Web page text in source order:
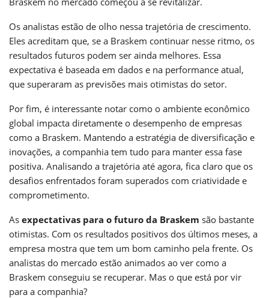
Os analistas estão de olho nessa trajetória de crescimento.
Eles acreditam que, se a Braskem continuar nesse ritmo, os
resultados futuros podem ser ainda melhores. Essa
expectativa é baseada em dados e na performance atual,
que superaram as previsões mais otimistas do setor.
Por fim, é interessante notar como o ambiente econômico
global impacta diretamente o desempenho de empresas
como a Braskem. Mantendo a estratégia de diversificação e
inovações, a companhia tem tudo para manter essa fase
positiva. Analisando a trajetória até agora, fica claro que os
desafios enfrentados foram superados com criatividade e
comprometimento.
As expectativas para o futuro da Braskem são bastante
otimistas. Com os resultados positivos dos últimos meses, a
empresa mostra que tem um bom caminho pela frente. Os
analistas do mercado estão animados ao ver como a
Braskem conseguiu se recuperar. Mas o que está por vir
para a companhia?